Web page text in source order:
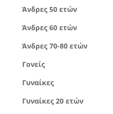
Άνδρες 50 ετών
Άνδρες 60 ετών
Άνδρες 70-80 ετών
Γονείς
Γυναίκες
Γυναίκες 20 ετών